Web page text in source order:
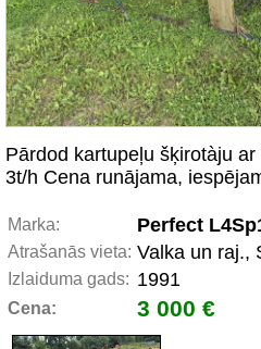
Pārdod kartupeļu šķirotàju
3t/h Cena runājama,
Marka: Perfect
Atrašanās vieta: Valka un raj.,
Izlaiduma gads: 1991
Cena: 3 000 €